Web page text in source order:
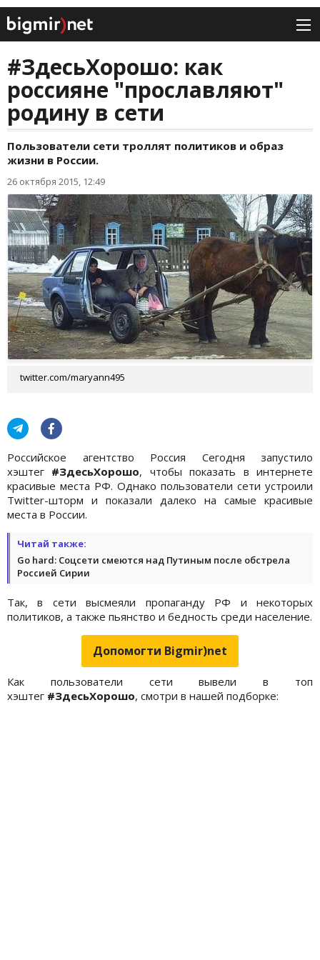
#ЗдесьХорошо: как
россияне "прославляют"
родину в сети
Пользователи сети троллят политиков и образ
жизни в России.
26 октября 2015, 12:49
twitter.com/maryann495
Российское агентство Россия Сегодня запустило
хэштег #ЗдесьХорошо, чтобы показать в интернете
красивые места РФ. Однако пользователи сети устроили
Twitter-шторм и показали далеко на самые красивые
места в России.
Читай также:
Go hard: Соцсети смеются над Путиным после обстрела
Россией Сирии
Так, в сети высмеяли пропаганду РФ и некоторых
политиков, а также пьянство и бедность среди население.
Допомогти Bigmir)net
Как пользователи сети вывели в топ
хэштег #ЗдесьХорошо, смотри в нашей подборке: